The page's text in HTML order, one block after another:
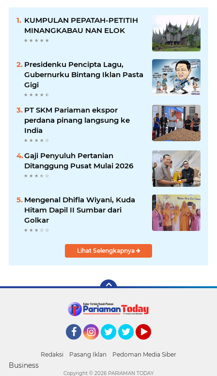
KUMPULAN PEPATAH-PETITIH
MINANGKABAU NAN ELOK
Presidenku Pencipta Lagu,
Gubernurku Bintang Iklan Pasta
Gigi
PT SKM Pariaman ekspor
perdana pinang langsung ke
India
Gaji Penyuluh Pertanian
Ditanggung Pusat Mulai 2026
Mengenal Dhifla Wiyani, Kuda
Hitam Dapil II Sumbar dari
Golkar
Lihat Selengkapnya
Redaksi Pasang Iklan Pedoman Media Siber
Business
Copyright © 2026 PARIAMAN TODAY